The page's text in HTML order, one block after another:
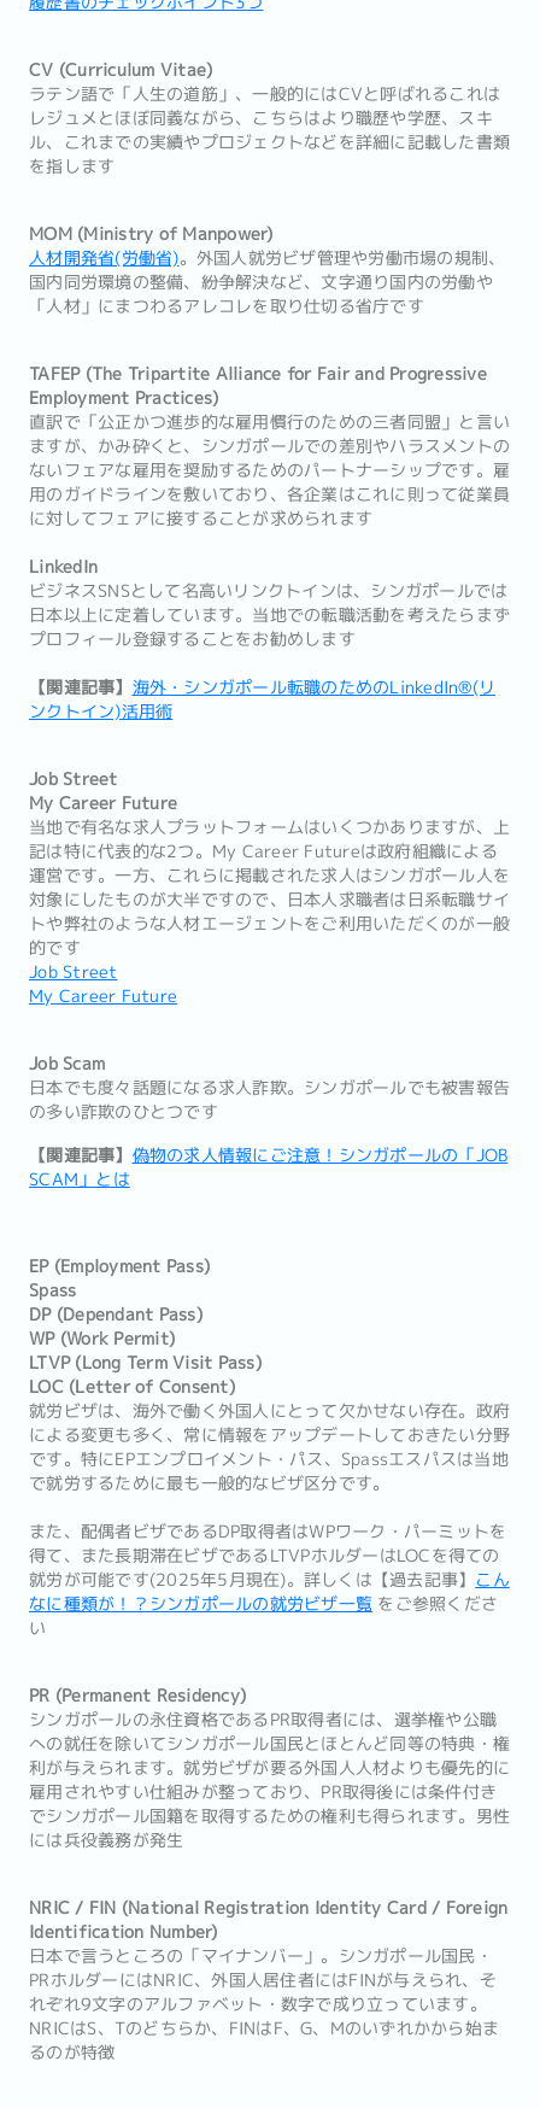
CV (Curriculum Vitae)
ラテン語で「人生の道筋」、一般的にはCVと呼ばれるこれは
レジュメとほぼ同義ながら、こちらはより職歴や学歴、スキ
ル、これまでの実績やプロジェクトなどを詳細に記載した書類
を指します
MOM (Ministry of Manpower)
人材開発省(労働省)。外国人就労ビザ管理や労働市場の規制、
国内同労環境の整備、紛争解決など、文字通り国内の労働や
「人材」にまつわるアレコレを取り仕切る省庁です
TAFEP (The Tripartite Alliance for Fair and Progressive
Employment Practices)
直訳で「公正かつ進歩的な雇用慣行のための三者同盟」と言い
ますが、かみ砕くと、シンガポールでの差別やハラスメントの
ないフェアな雇用を奨励するためのパートナーシップです。雇
用のガイドラインを敷いており、各企業はこれに則って従業員
に対してフェアに接することが求められます
LinkedIn
ビジネスSNSとして名高いリンクトインは、シンガポールでは
日本以上に定着しています。当地での転職活動を考えたらまず
プロフィール登録することをお勧めします
【関連記事】 海外・シンガポール転職のためのLinkedIn®(リ
ンクトイン)活用術
Job Street
My Career Future
当地で有名な求人プラットフォームはいくつかありますが、上
記は特に代表的な2つ。My Career Futureは政府組織による
運営です。一方、これらに掲載された求人はシンガポール人を
対象にしたものが大半ですので、日本人求職者は日系転職サイ
トや弊社のような人材エージェントをご利用いただくのが一般
的です
Job Street
My Career Future
Job Scam
日本でも度々話題になる求人詐欺。シンガポールでも被害報告
の多い詐欺のひとつです
【関連記事】 偽物の求人情報にご注意！シンガポールの「JOB
SCAM」とは
EP (Employment Pass)
Spass
DP (Dependant Pass)
WP (Work Permit)
LTVP (Long Term Visit Pass)
LOC (Letter of Consent)
就労ビザは、海外で働く外国人にとって欠かせない存在。政府
による変更も多く、常に情報をアップデートしておきたい分野
です。特にEPエンプロイメント・パス、Spassエスパスは当地
で就労するために最も一般的なビザ区分です。
また、配偶者ビザであるDP取得者はWPワーク・パーミットを
得て、また長期滞在ビザであるLTVPホルダーはLOCを得ての
就労が可能です(2025年5月現在)。詳しくは【過去記事】 こん
なに種類が！？シンガポールの就労ビザ一覧 をご参照くださ
い
PR (Permanent Residency)
シンガポールの永住資格であるPR取得者には、選挙権や公職
への就任を除いてシンガポール国民とほとんど同等の特典・権
利が与えられます。就労ビザが要る外国人人材よりも優先的に
雇用されやすい仕組みが整っており、PR取得後には条件付き
でシンガポール国籍を取得するための権利も得られます。男性
には兵役義務が発生
NRIC / FIN (National Registration Identity Card / Foreign
Identification Number)
日本で言うところの「マイナンバー」。シンガポール国民・
PRホルダーにはNRIC、外国人居住者にはFINが与えられ、そ
れぞれ9文字のアルファベット・数字で成り立っています。
NRICはS、Tのどちらか、FINはF、G、Mのいずれかから始ま
るのが特徴